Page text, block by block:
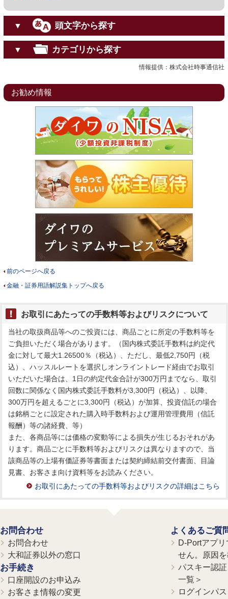
▼ 頭文字から探す
▼ カテゴリから探す
情報提供：株式会社時事通信社
お勧め情報
前のページへ戻る
金融・証券用語解説集トップへ戻る
お取引にあたっての手数料等およびリスクについて
当社の取扱商品等へのご投資には、商品ごとに所定の手数料等を
ご負担いただく場合があります。（国内株式委託手数料は約定代
金に対して最大1.26500％（税込）、ただし、最低2,750円（税
込）、ハッスルレートを選択しオンライントレード経由でお取引
いただいた場合は、1日の約定代金合計が300万円までなら、取引
回数に関係なく国内株式委託手数料が3,300円（税込）、以降、
300万円を超えるごとに3,300円（税込）が加算、投資信託の場合
は銘柄ごとに設定された購入時手数料および運用管理費用（信託
報酬）等の諸経費、等）
また、各商品等には価格の変動等による損失が生じるおそれがあ
ります。商品ごとに手数料等およびリスクは異なりますので、当
該商品等の上場有価証券等書面または契約締結前交付書面、目論
見書、お客さま向け資料等をお読みください。
お取引にあたっての手数料等およびリスクの詳細はこちら
お問合わせ
お問合わせ
大和証券以外の窓口
お手続き
口座開設のお申込み
お客さま情報の変更
よくあるご質
D-Portアプ
せん。原因
パスキー認
一覧＞
ログインパ